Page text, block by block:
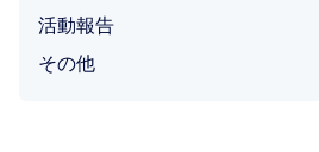
活動報告
その他